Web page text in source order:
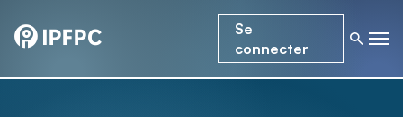
Se
connecter